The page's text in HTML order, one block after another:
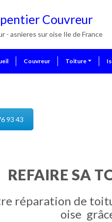
Couvreur
- asnieres sur oise Ile de France
Couvreur Toiture
93 43
REFAIRE SA
réparation de
oise